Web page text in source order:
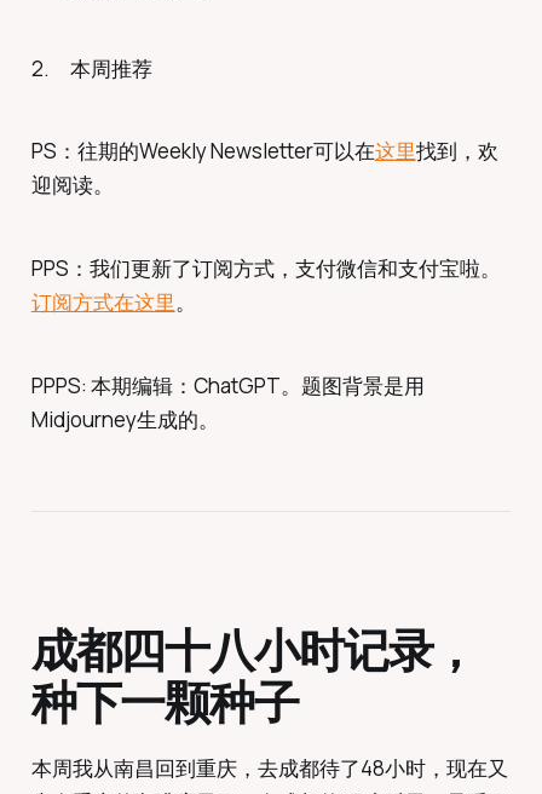
2. 本周推荐
PS：往期的Weekly Newsletter可以在这里找到，欢
迎阅读。
PPS：我们更新了订阅方式，支付微信和支付宝啦。
订阅方式在这里。
PPPS: 本期编辑：ChatGPT。题图背景是用
Midjourney生成的。
成都四十八小时记录，
种下一颗种子
本周我从南昌回到重庆，去成都待了48小时，现在又